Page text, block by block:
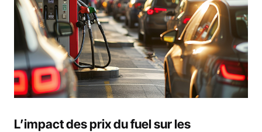
L’impact des prix du fuel sur les